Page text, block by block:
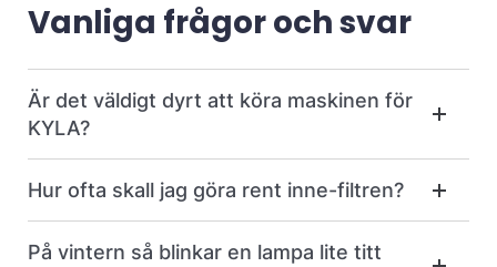
Vanliga frågor och svar
Är det väldigt dyrt att köra maskinen för
KYLA?
Hur ofta skall jag göra rent inne-filtren?
På vintern så blinkar en lampa lite titt